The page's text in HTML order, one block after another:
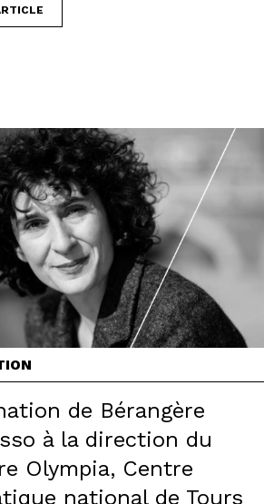
de Bérangère
à la direction du
Olympia, Centre
national de Tours